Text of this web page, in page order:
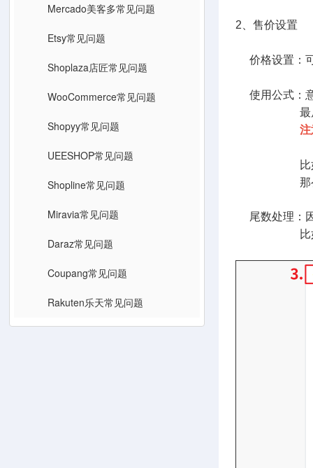
Mercado美客多常见问题
Etsy常见问题
Shoplaza店匠常见问题
WooCommerce常见问题
Shopyy常见问题
UEESHOP常见问题
Shopline常见问题
Miravia常见问题
Daraz常见问题
Coupang常见问题
Rakuten乐天常见问题
2、售价设置
价格设置：
使用公式：
最后会将公
注
比如，采集
那么可以设
尾数处理：
比如，换算